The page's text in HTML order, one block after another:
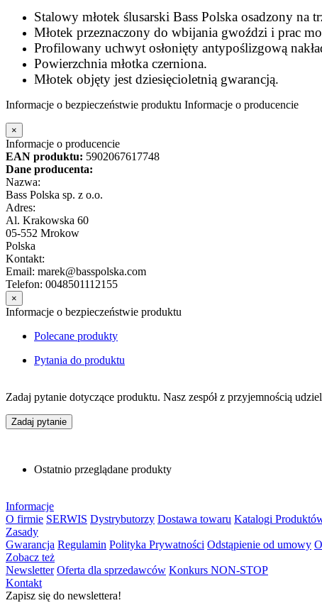
Stalowy młotek ślusarski Bass Polska osadzony
Młotek przeznaczony do wbijania gwoździ i prac
Profilowany uchwyt osłonięty antypoślizgową
Powierzchnia młotka czerniona.
Młotek objęty jest dziesięcioletnią gwarancją.
Informacje o bezpieczeństwie produktu Informacje o producencie
×
Informacje o producencie
EAN produktu: 5902067617748
Dane producenta:
Nazwa:
Bass Polska sp. z o.o.
Adres:
Al. Krakowska 60
05-552 Mrokow
Polska
Kontakt:
Email: marek@basspolska.com
Telefon: 0048501112155
×
Informacje o bezpieczeństwie produktu
Polecane produkty
Pytania do produktu
Zadaj pytanie dotyczące produktu. Nasz zespół z przyjemnością
Zadaj pytanie
Ostatnio przeglądane produkty
Informacje
O firmie SERWIS Dystrybutorzy Dostawa towaru Katalogi
Zasady
Gwarancja Regulamin Polityka Prywatności Odstąpienie od umowy
Zobacz też
Newsletter Oferta dla sprzedawców Konkurs NON-STOP
Kontakt
Zapisz się do newslettera!